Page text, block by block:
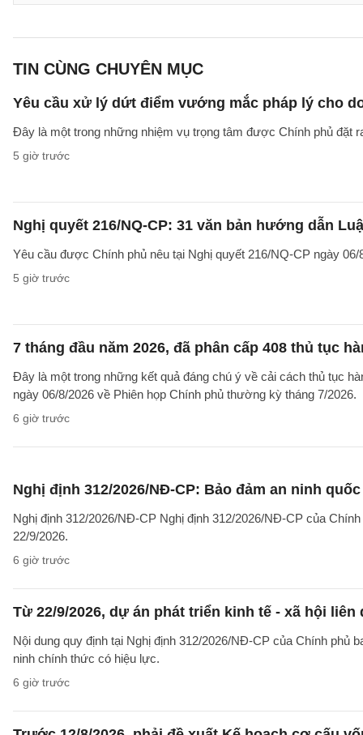
TIN CÙNG CHUYÊN MỤC
Yêu cầu xử lý dứt điểm vướng mắc pháp lý cho
Đây là một trong những nhiệm vụ trọng tâm được Chính phủ đặt
5 giờ trước
Nghị quyết 216/NQ-CP: 31 văn bản hướng dẫn
Yêu cầu được Chính phủ nêu tại Nghị quyết 216/NQ-CP ngày
5 giờ trước
7 tháng đầu năm 2026, đã phân cấp 408 thủ tục
Đây là một trong những kết quả đáng chú ý về cải cách thủ tục
ngày 06/8/2026 về Phiên họp Chính phủ thường kỳ tháng 7/2026.
6 giờ trước
Nghị định 312/2026/NĐ-CP: Bảo đảm an ninh
Nghị định 312/2026/NĐ-CP Nghị định 312/2026/NĐ-CP của
22/9/2026.
6 giờ trước
Từ 22/9/2026, dự án phát triển kinh tế - xã hội
Nội dung quy định tại Nghị định 312/2026/NĐ-CP của Chính phủ
ninh chính thức có hiệu lực.
6 giờ trước